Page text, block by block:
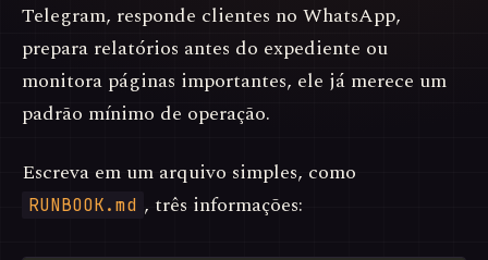
Telegram, responde clientes no WhatsApp,
prepara relatórios antes do expediente ou
monitora páginas importantes, ele já merece um
padrão mínimo de operação.
Escreva em um arquivo simples, como
RUNBOOK.md , três informações: